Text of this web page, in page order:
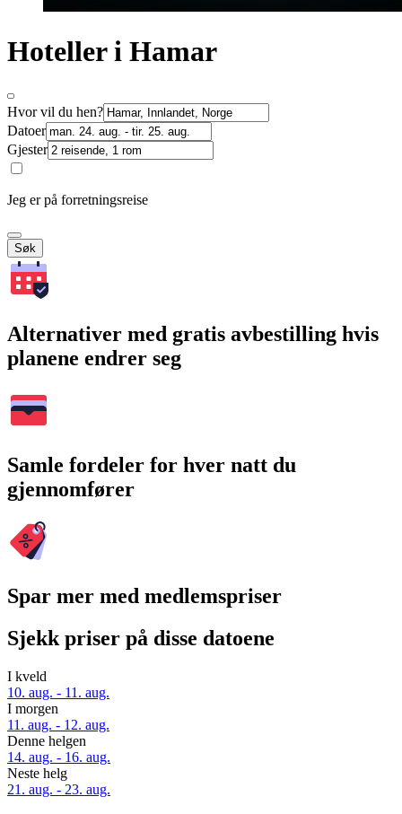
Hoteller i Hamar
Hvor vil du hen?
Datoer
Gjester
Jeg er på forretningsreise
Søk
Alternativer med gratis avbestilling hvis
planene endrer seg
Samle fordeler for hver natt du
gjennomfører
Spar mer med medlemspriser
Sjekk priser på disse datoene
I kveld
10. aug. - 11. aug.
I morgen
11. aug. - 12. aug.
Denne helgen
14. aug. - 16. aug.
Neste helg
21. aug. - 23. aug.